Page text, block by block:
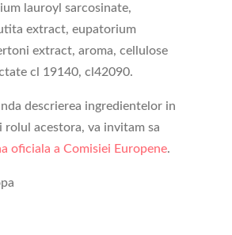
lauroyl sarcosinate,
extract, eupatorium
extract, aroma, cellulose
cl 19140, cl42090.
descrierea ingredientelor in
acestora, va invitam sa
oficiala a Comisiei Europene.